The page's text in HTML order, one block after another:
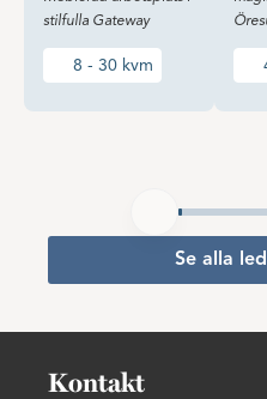
stilfulla Gateway
8 - 30 kvm
Se alla
Kontakt